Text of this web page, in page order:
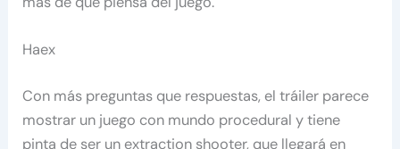
Haex
Con más preguntas que respuestas, el tráiler parece
mostrar un juego con mundo procedural y tiene
pinta de ser un extraction shooter, que llegará en